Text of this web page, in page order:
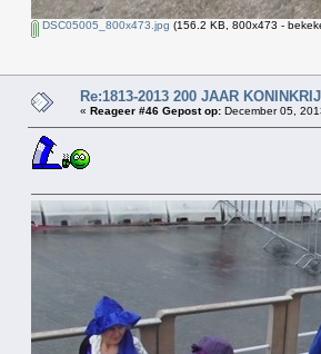
DSC05005_800x473.jpg (156.2 KB, 800x473 -
Re:1813-2013 200 JAAR
« Reageer #46 Gepost op: December 05,